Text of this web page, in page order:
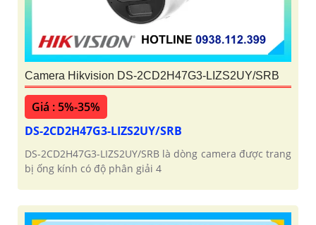
Camera Hikvision DS-2CD2H47G3-LIZS2UY/SRB
Giá : 5%-35%
DS-2CD2H47G3-LIZS2UY/SRB
DS-2CD2H47G3-LIZS2UY/SRB là dòng camera được trang
bị ống kính có độ phân giải 4